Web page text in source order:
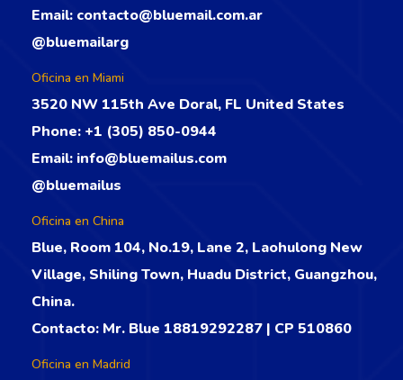
Email: contacto@bluemail.com.ar
@bluemailarg
Oficina en Miami
3520 NW 115th Ave Doral, FL United States
Phone: +1 (305) 850-0944
Email: info@bluemailus.com
@bluemailus
Oficina en China
Blue, Room 104, No.19, Lane 2, Laohulong New
Village, Shiling Town, Huadu District, Guangzhou,
China.
Contacto: Mr. Blue 18819292287 | CP 510860
Oficina en Madrid